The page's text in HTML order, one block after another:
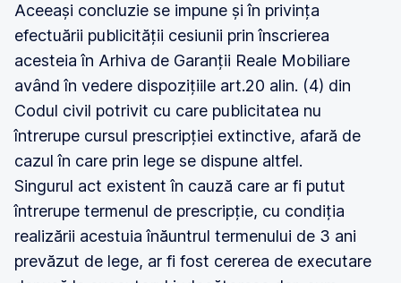
Aceeași concluzie se impune și în privința
efectuării publicității cesiunii prin înscrierea
acesteia în Arhiva de Garanții Reale Mobiliare
având în vedere dispozițiile art.20 alin. (4) din
Codul civil potrivit cu care publicitatea nu
întrerupe cursul prescripției extinctive, afară de
cazul în care prin lege se dispune altfel.
Singurul act existent în cauză care ar fi putut
întrerupe termenul de prescripție, cu condiția
realizării acestuia înăuntrul termenului de 3 ani
prevăzut de lege, ar fi fost cererea de executare